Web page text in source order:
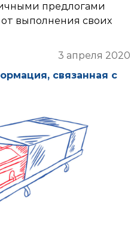
предлогами
выполнения своих
3 апреля 2020
связанная с